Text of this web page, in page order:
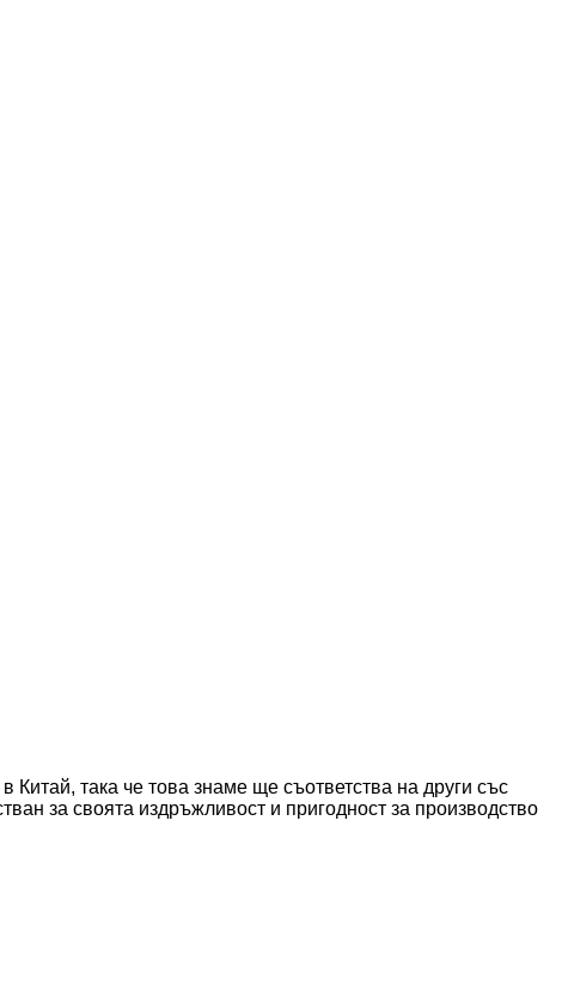
така че това знаме ще съответства на други със
за своята издръжливост и пригодност за производство